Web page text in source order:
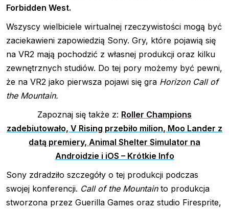
Forbidden West.
Wszyscy wielbiciele wirtualnej rzeczywistości mogą być
zaciekawieni zapowiedzią Sony. Gry, które pojawią się
na VR2 mają pochodzić z własnej produkcji oraz kilku
zewnętrznych studiów. Do tej pory możemy być pewni,
że na VR2 jako pierwsza pojawi się gra Horizon Call of
the Mountain.
Zapoznaj się także z: Roller Champions
zadebiutowało, V Rising przebiło milion, Moo Lander z
datą premiery, Animal Shelter Simulator na
Androidzie i iOS – Krótkie Info
Sony zdradziło szczegóły o tej produkcji podczas
swojej konferencji. Call of the Mountainto produkcja
stworzona przez Guerilla Games oraz studio Firesprite,